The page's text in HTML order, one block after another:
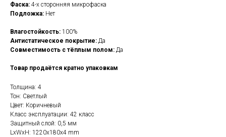
Фаска: 4-х сторонняя микрофаска
Подложка: Нет
Влагостойкость: 100%
Антистатическое покрытие: Да
Совместимость с тёплым полом: Да
Товар продаётся кратно упаковкам
Толщина: 4
Тон: Светлый
Цвет: Коричневый
Класс эксплуатации: 42 класс
Защитный слой: 0,5 мм
LxWxH: 1220x180x4 mm